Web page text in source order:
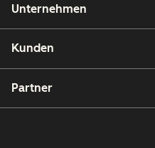
Unternehmen
Kunden
Partner